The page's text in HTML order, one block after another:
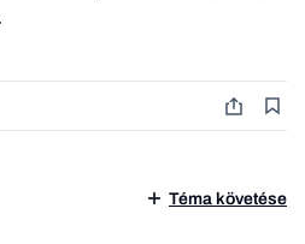
Téma követése